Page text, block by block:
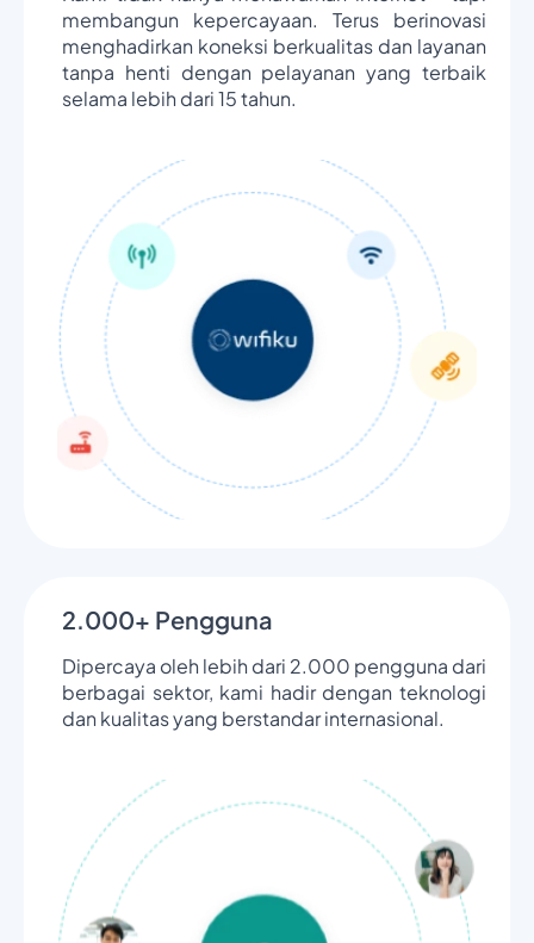
membangun kepercayaan. Terus berinovasi
menghadirkan koneksi berkualitas dan layanan
tanpa henti dengan pelayanan yang terbaik
selama lebih dari 15 tahun.
2.000+ Pengguna
Dipercaya oleh lebih dari 2.000 pengguna dari
berbagai sektor, kami hadir dengan teknologi
dan kualitas yang berstandar internasional.